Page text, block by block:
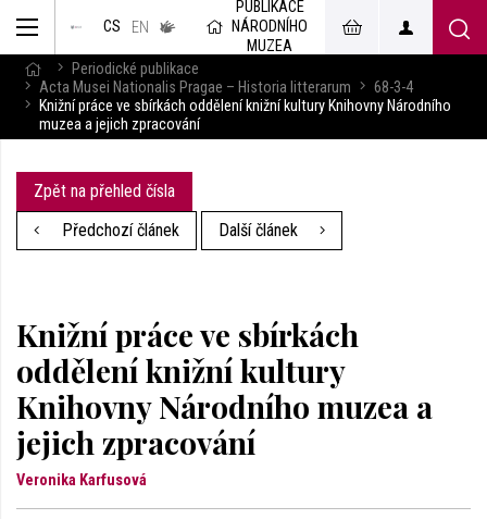
CS EN
v českém
jazyce
PUBLIKACE
NÁRODNÍHO
MUZEA
Periodické publikace
Acta Musei Nationalis Pragae – Historia litterarum
68-3-4
Knižní práce ve sbírkách oddělení knižní kultury Knihovny Národního
muzea a jejich zpracování
Zpět na přehled čísla
Předchozí článek
Další článek
Knižní práce ve sbírkách
oddělení knižní kultury
Knihovny Národního muzea a
jejich zpracování
Veronika Karfusová